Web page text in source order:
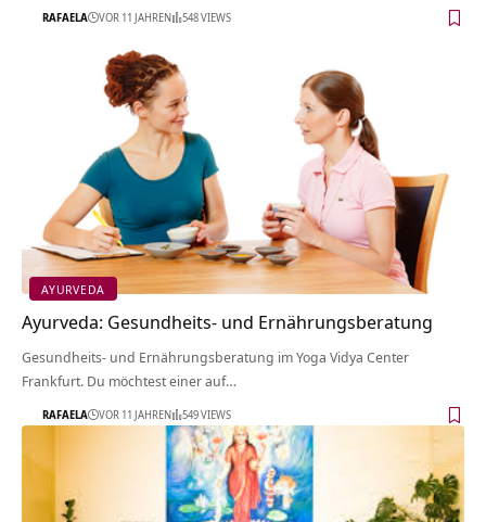
RAFAELA VOR 11 JAHREN 548 VIEWS
AYURVEDA
Ayurveda: Gesundheits- und Ernährungsberatung
Gesundheits- und Ernährungsberatung im Yoga Vidya Center
Frankfurt. Du möchtest einer auf…
RAFAELA VOR 11 JAHREN 549 VIEWS